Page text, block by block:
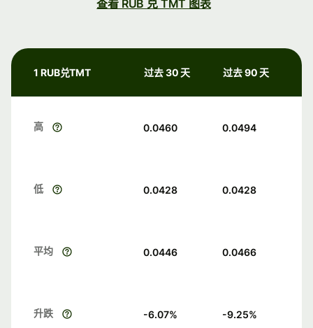
查看 RUB 兑 TMT 图表
1 RUB兑TMT 过去 30 天 过去 90 天
高 0.0460 0.0494
低 0.0428 0.0428
平均 0.0446 0.0466
升跌 -6.07% -9.25%